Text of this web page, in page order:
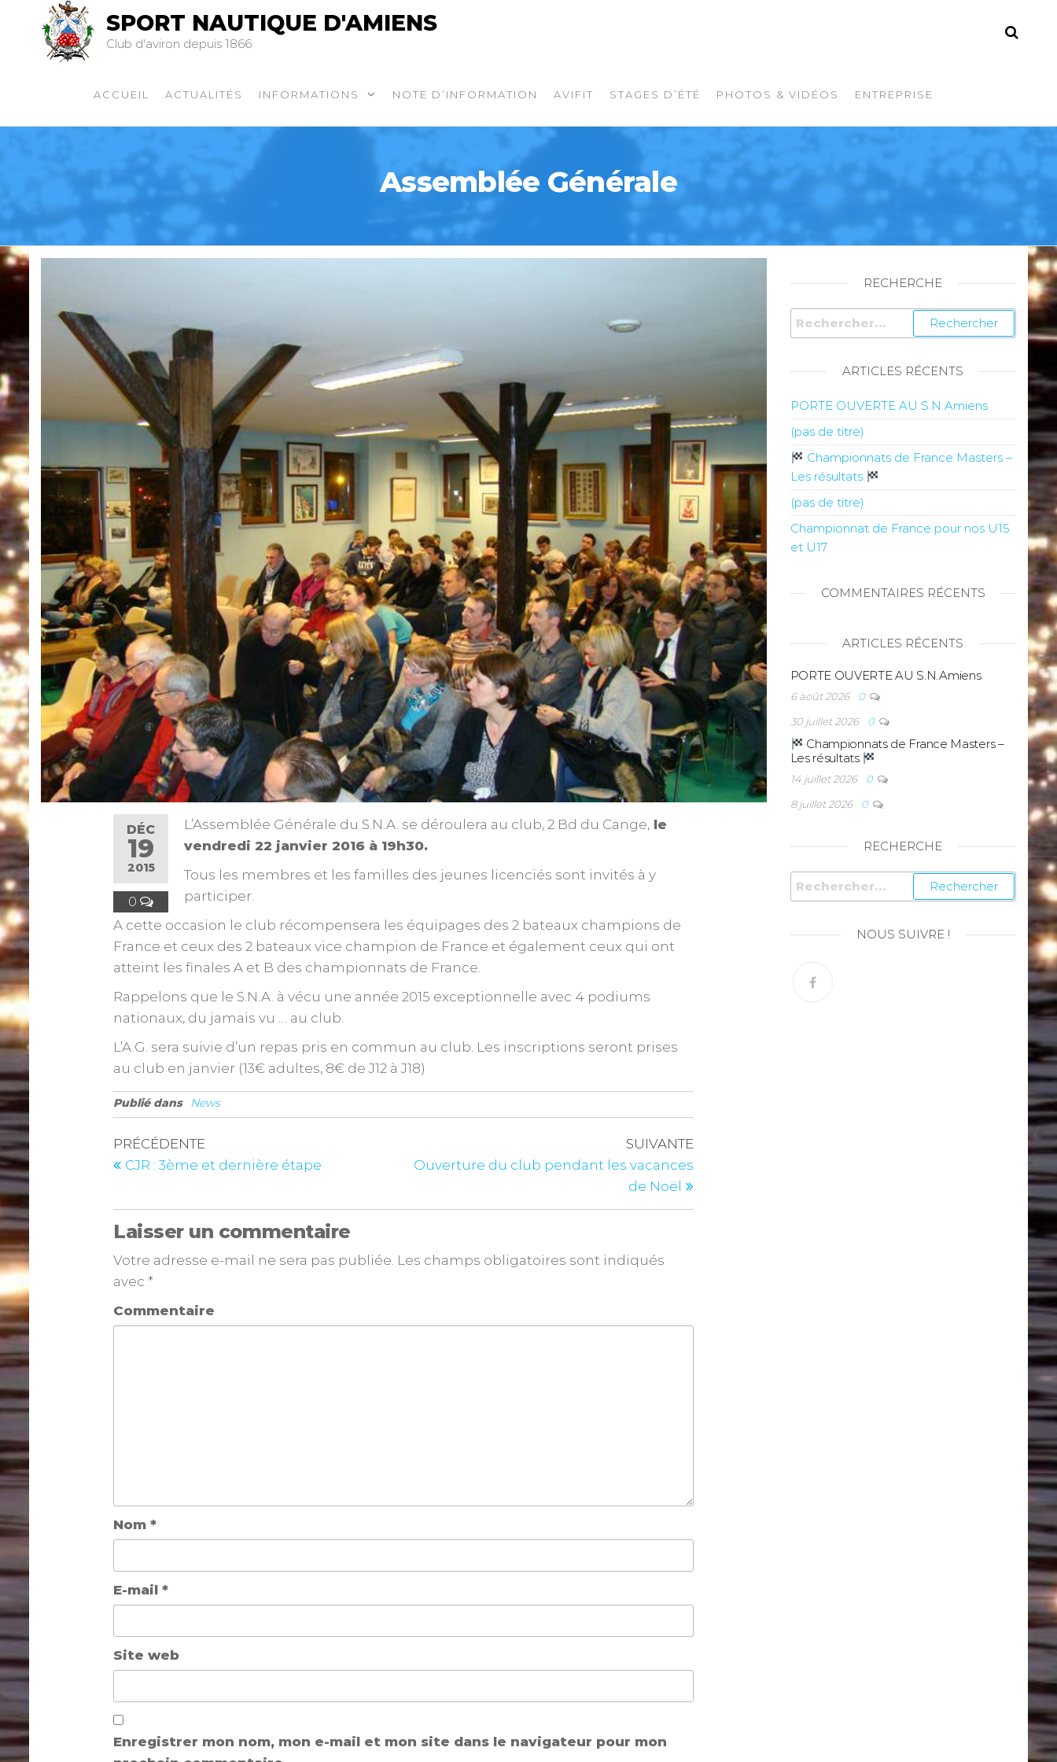
SPORT NAUTIQUE D'AMIENS
Club d'aviron depuis 1866
ACCUEIL ACTUALITÉS INFORMATIONS NOTE D’INFORMATION AVIFIT STAGES D’ÉTÉ PHOTOS & VIDÉOS ENTREPRISE
Assemblée Générale
DÉC
19
2015
0
L’Assemblée Générale du S.N.A. se déroulera au club, 2 Bd du Cange, le
vendredi 22 janvier 2016 à 19h30.
Tous les membres et les familles des jeunes licenciés sont invités à y
participer.
A cette occasion le club récompensera les équipages des 2 bateaux champions de
France et ceux des 2 bateaux vice champion de France et également ceux qui ont
atteint les finales A et B des championnats de France.
Rappelons que le S.N.A. à vécu une année 2015 exceptionnelle avec 4 podiums
nationaux, du jamais vu … au club.
L’A.G. sera suivie d’un repas pris en commun au club. Les inscriptions seront prises
au club en janvier (13€ adultes, 8€ de J12 à J18)
Publié dans News
PRÉCÉDENTE
CJR : 3ème et dernière étape
SUIVANTE
Ouverture du club pendant les vacances
de Noël
Laisser un commentaire
Votre adresse e-mail ne sera pas publiée. Les champs obligatoires sont indiqués
avec*
Commentaire
Nom*
E-mail*
Site web
Enregistrer mon nom, mon e-mail et mon site dans le navigateur pour mon
RECHERCHE
ARTICLES RÉCENTS
PORTE OUVERTE AU S.N.Amiens
(pas de titre)
Championnats de France Masters –
Les résultats
(pas de titre)
Championnat de France pour nos U15
et U17
COMMENTAIRES RÉCENTS
ARTICLES RÉCENTS
PORTE OUVERTE AU S.N.Amiens
6 août 2026
0
30 juillet 2026
0
Championnats de France Masters –
Les résultats
14 juillet 2026
0
8 juillet 2026
0
RECHERCHE
NOUS SUIVRE !